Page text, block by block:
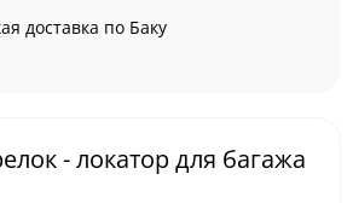
доставка по Баку
- локатор для багажа